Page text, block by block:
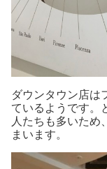
ダウンタウン店は
ているようです。
人たちも多いため
まいます。